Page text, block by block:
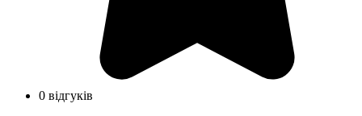
0 відгуків